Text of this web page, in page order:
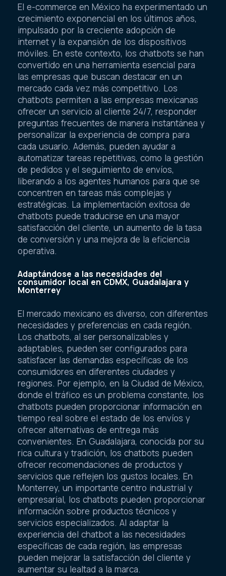
El e-commerce en México ha experimentado un
crecimiento exponencial en los últimos años,
impulsado por la creciente adopción de
internet y la expansión de los dispositivos
móviles. En este contexto, los chatbots se han
convertido en una herramienta esencial para
las empresas que buscan destacar en un
mercado cada vez más competitivo. Los
chatbots permiten a las empresas mexicanas
ofrecer un servicio al cliente 24/7, responder
preguntas frecuentes de manera instantánea y
personalizar la experiencia de compra para
cada usuario. Además, pueden ayudar a
automatizar tareas repetitivas, como la gestión
de pedidos y el seguimiento de envíos,
liberando a los agentes humanos para que se
concentren en tareas más complejas y
estratégicas. La implementación exitosa de
chatbots puede traducirse en una mayor
satisfacción del cliente, un aumento de la tasa
de conversión y una mejora de la eficiencia
operativa.
Adaptándose a las necesidades del
consumidor local en CDMX, Guadalajara y
Monterrey
El mercado mexicano es diverso, con diferentes
necesidades y preferencias en cada región.
Los chatbots, al ser personalizables y
adaptables, pueden ser configurados para
satisfacer las demandas específicas de los
consumidores en diferentes ciudades y
regiones. Por ejemplo, en la Ciudad de México,
donde el tráfico es un problema constante, los
chatbots pueden proporcionar información en
tiempo real sobre el estado de los envíos y
ofrecer alternativas de entrega más
convenientes. En Guadalajara, conocida por su
rica cultura y tradición, los chatbots pueden
ofrecer recomendaciones de productos y
servicios que reflejen los gustos locales. En
Monterrey, un importante centro industrial y
empresarial, los chatbots pueden proporcionar
información sobre productos técnicos y
servicios especializados. Al adaptar la
experiencia del chatbot a las necesidades
específicas de cada región, las empresas
pueden mejorar la satisfacción del cliente y
aumentar su lealtad a la marca.